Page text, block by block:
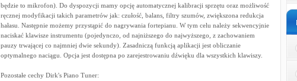
będzie to mikrofon). Do dyspozycji mamy opcję automatycznej kalibracji sprzętu oraz możliwość
ręcznej modyfikacji takich parametrów jak: czułość, balans, filtry szumów, zwiększona redukcja
hałasu. Następnie możemy przystąpić do nagrywania fortepianu. W tym celu należy sekwencyjnie
naciskać klawisze instrumentu (pojedynczo, od najniższego do najwyższego, z zachowaniem
pauzy trwającej co najmniej dwie sekundy). Zasadniczą funkcją aplikacji jest obliczanie
optymalnego naciągu. Opcja jest dostępna po zarejestrowaniu dźwięku dla wszystkich klawiszy.
Pozostałe cechy Dirk's Piano Tuner: